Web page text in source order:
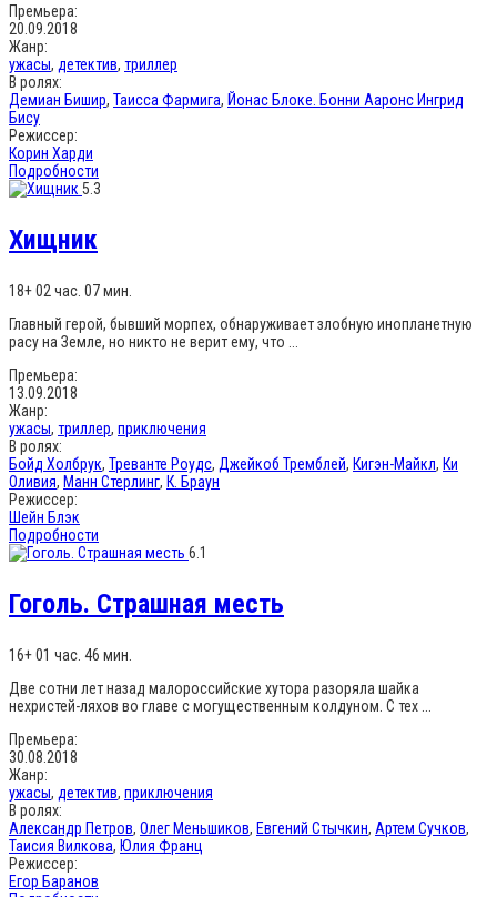
Премьера:
20.09.2018
Жанр:
ужасы, детектив, триллер
В ролях:
Демиан Бишир, Таисса Фармига, Йонас Блоке. Бонни Ааронс Ингрид
Бису
Режиссер:
Корин Харди
Подробности
5.3
Хищник
18+02 час. 07 мин.
Главный герой, бывший морпех, обнаруживает злобную инопланетную
расу на Земле, но никто не верит ему, что ...
Премьера:
13.09.2018
Жанр:
ужасы, триллер, приключения
В ролях:
Бойд Холбрук, Треванте Роудс, Джейкоб Тремблей, Кигэн-Майкл, Ки
Оливия, Манн Стерлинг, К. Браун
Режиссер:
Шейн Блэк
Подробности
6.1
Гоголь. Страшная месть
16+01 час. 46 мин.
Две сотни лет назад малороссийские хутора разоряла шайка
нехристей-ляхов во главе с могущественным колдуном. С тех ...
Премьера:
30.08.2018
Жанр:
ужасы, детектив, приключения
В ролях:
Александр Петров, Олег Меньшиков, Евгений Стычкин, Артем Сучков,
Таисия Вилкова, Юлия Франц
Режиссер:
Егор Баранов